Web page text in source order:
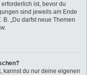
ist, bevor du
sind jeweils am Ende
„Du darfst neue Themen
kannst du nur deine eigenen